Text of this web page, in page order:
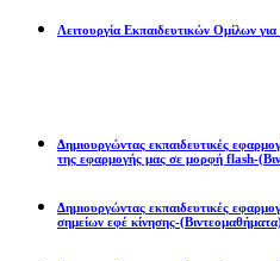
Λειτουργία Εκπαιδευτικών Ομίλων
Δημιουργώντας εκπαιδευτικές
της εφαρμογής μας σε μορφή flash-
Δημιουργώντας εκπαιδευτικές
σημείων εφέ κίνησης-